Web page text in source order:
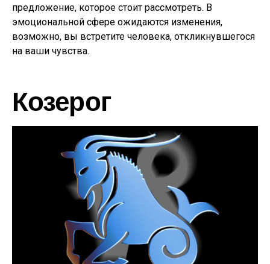
предложение, которое стоит рассмотреть. В
эмоциональной сфере ожидаются изменения,
возможно, вы встретите человека, откликнувшегося
на ваши чувства.
Козерог